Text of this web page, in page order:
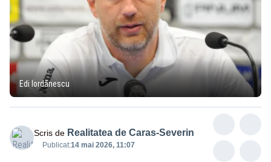
Edi Iordănescu
Scris de Realitatea de Caras-Severin
Publicat:14 mai 2026, 11:07